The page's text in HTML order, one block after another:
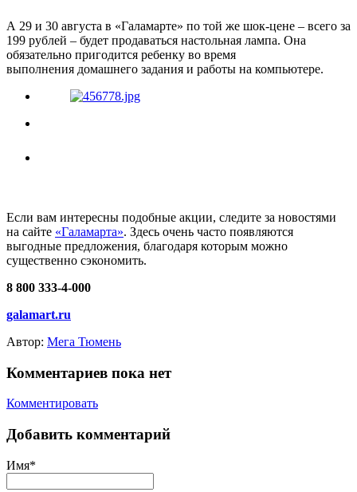
А 29 и 30 августа в «Галамарте» по той же шок-цене – всего за
199 рублей – будет продаваться настольная лампа. Она
обязательно пригодится ребенку во время
выполнения домашнего задания и работы на компьютере.
Если вам интересны подобные акции, следите за новостями
на сайте «Галамарта». Здесь очень часто появляются
выгодные предложения, благодаря которым можно
существенно сэкономить.
8 800 333-4-000
galamart.ru
Автор: Мега Тюмень
Комментариев пока нет
Комментировать
Добавить комментарий
Имя*